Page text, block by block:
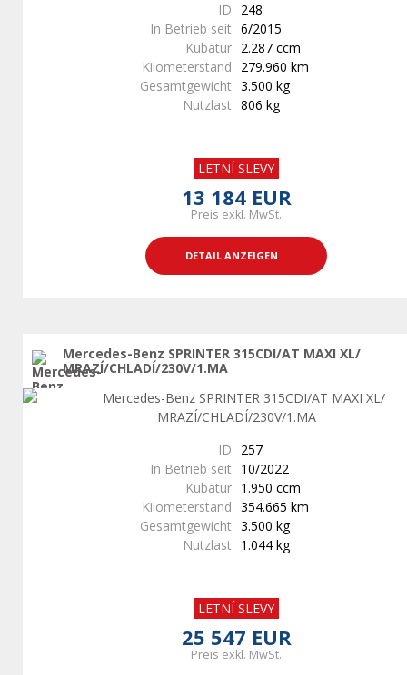
ID
248
In Betrieb seit 6/2015
Kubatur 2.287 ccm
Kilometerstand
279.960 km
Gesamtgewicht 3.500 kg
Nutzlast 806 kg
LETNÍ SLEVY
13 184 EUR
Preis exkl. MwSt.
DETAIL ANZEIGEN
Mercedes-Benz SPRINTER 315CDI/AT MAXI XL/
MRAZÍ/CHLADÍ/230V/1.MA
ID
257
In Betrieb seit
10/2022
Kubatur 1.950 ccm
Kilometerstand 354.665 km
Gesamtgewicht 3.500 kg
Nutzlast
1.044 kg
LETNÍ SLEVY
25 547 EUR
Preis exkl. MwSt.